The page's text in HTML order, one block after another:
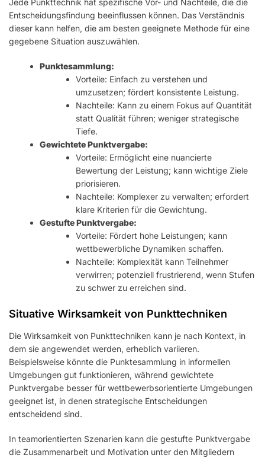
Jede Punkttechnik hat spezifische Vor- und Nachteile, die die
Entscheidungsfindung beeinflussen können. Das Verständnis
dieser kann helfen, die am besten geeignete Methode für eine
gegebene Situation auszuwählen.
Punktesammlung:
Vorteile: Einfach zu verstehen und
umzusetzen; fördert konsistente Leistung.
Nachteile: Kann zu einem Fokus auf Quantität
statt Qualität führen; weniger strategische
Tiefe.
Gewichtete Punktvergabe:
Vorteile: Ermöglicht eine nuancierte
Bewertung der Leistung; kann wichtige Ziele
priorisieren.
Nachteile: Komplexer zu verwalten; erfordert
klare Kriterien für die Gewichtung.
Gestufte Punktvergabe:
Vorteile: Fördert hohe Leistungen; kann
wettbewerbliche Dynamiken schaffen.
Nachteile: Komplexität kann Teilnehmer
verwirren; potenziell frustrierend, wenn Stufen
zu schwer zu erreichen sind.
Situative Wirksamkeit von Punkttechniken
Die Wirksamkeit von Punkttechniken kann je nach Kontext, in
dem sie angewendet werden, erheblich variieren.
Beispielsweise könnte die Punktesammlung in informellen
Umgebungen gut funktionieren, während gewichtete
Punktvergabe besser für wettbewerbsorientierte Umgebungen
geeignet ist, in denen strategische Entscheidungen
entscheidend sind.
In teamorientierten Szenarien kann die gestufte Punktvergabe
die Zusammenarbeit und Motivation unter den Mitgliedern